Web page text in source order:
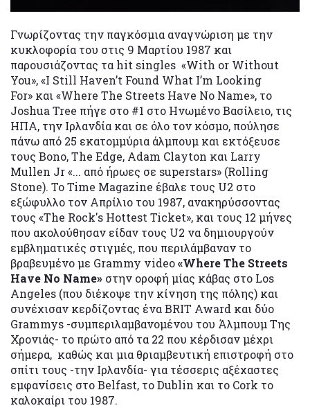
Γνωρίζοντας την παγκόσμια αναγνώριση με την
κυκλοφορία του στις 9 Μαρτίου 1987 και
παρουσιάζοντας τα hit singles «With or Without
You», «I Still Haven’t Found What I’m Looking
For» και «Where The Streets Have No Name», το
Joshua Tree πήγε στο #1 στο Ηνωμένο Βασίλειο, τις
ΗΠΑ, την Ιρλανδία και σε όλο τον κόσμο, πούλησε
πάνω από 25 εκατομμύρια άλμπουμ και εκτόξευσε
τους Bono, The Edge, Adam Clayton και Larry
Mullen Jr «... από ήρωες σε superstars» (Rolling
Stone). Το Time Magazine έβαλε τους U2 στο
εξώφυλλο τον Απρίλιο του 1987, ανακηρύσσοντας
τους «The Rock's Hottest Ticket», και τους 12 μήνες
που ακολούθησαν είδαν τους U2 να δημιουργούν
εμβληματικές στιγμές, που περιλάμβαναν το
βραβευμένο με Grammy video«Where The Streets
Have No Name» στην οροφή μίας κάβας στο Los
Angeles (που διέκοψε την κίνηση της πόλης) και
συνέχισαν κερδίζοντας ένα BRIT Award και δύο
Grammys -συμπεριλαμβανομένου του Άλμπουμ Της
Χρονιάς- το πρώτο από τα 22 που κέρδισαν μέχρι
σήμερα, καθώς και μια θριαμβευτική επιστροφή στο
σπίτι τους -την Ιρλανδία- για τέσσερις αξέχαστες
εμφανίσεις στο Belfast, το Dublin και το Cork το
καλοκαίρι του 1987.